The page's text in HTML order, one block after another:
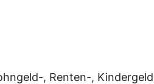
, Renten-,